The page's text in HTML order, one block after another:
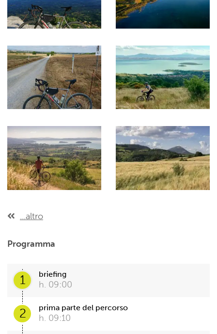
...altro
Programma
1 briefing
h. 09:00
2 prima parte del percorso
h. 09:10